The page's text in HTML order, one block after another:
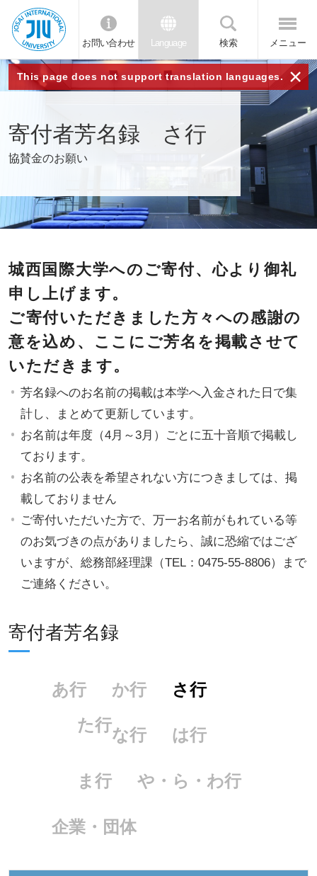
JIU 城西国
際大学
お問い合わせ Language 検索 メニュー
This page does not support translation languages. ×
寄付者芳名録 さ行
協賛金のお願い
城西国際大学へのご寄付、心より御礼
申し上げます。
ご寄付いただきました方々への感謝の
意を込め、ここにご芳名を掲載させて
いただきます。
芳名録へのお名前の掲載は本学へ入金された日で集
計し、まとめて更新しています。
お名前は年度（4月～3月）ごとに五十音順で掲載し
ております。
お名前の公表を希望されない方につきましては、掲
載しておりません
ご寄付いただいた方で、万一お名前がもれている等
のお気づきの点がありましたら、誠に恐縮ではござ
いますが、総務部経理課（TEL：0475-55-8806）まで
ご連絡ください。
寄付者芳名録
あ行 か行
さ行
た行
な行 は行
ま行 や・ら・わ行
企業・団体